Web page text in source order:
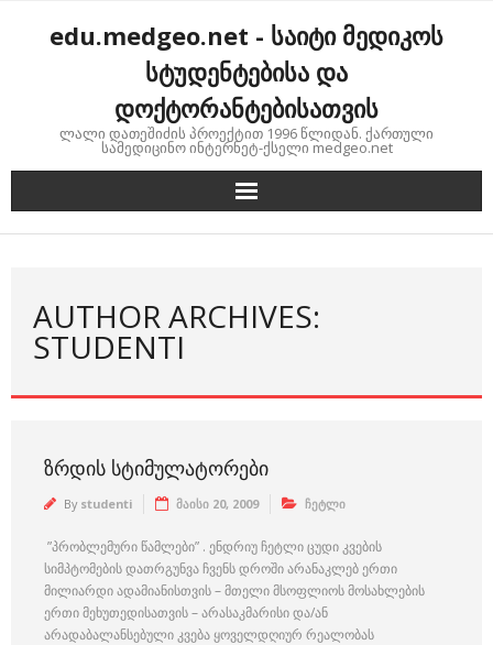
edu.medgeo.net - საიტი მედიკოს
სტუდენტებისა და
დოქტორანტებისათვის
ლალი დათეშიძის პროექტით 1996 წლიდან. ქართული
სამედიცინო ინტერნეტ-ქსელი medgeo.net
AUTHOR ARCHIVES:
STUDENTI
ᲖᲠᲓᲘᲡ ᲡᲢᲘᲛᲣᲚᲐᲢᲝᲠᲔᲑᲘ
By studenti მაისი 20, 2009 ჩეტლი
”პრობლემური წამლები” . ენდრიუ ჩეტლი ცუდი კვების
სიმპტომების დათრგუნვა ჩვენს დროში არანაკლებ ერთი
მილიარდი ადამიანისთვის – მთელი მსოფლიოს მოსახლების
ერთი მეხუთედისათვის – არასაკმარისი და/ან
არადაბალანსებული კვება ყოველდღიურ რეალობას